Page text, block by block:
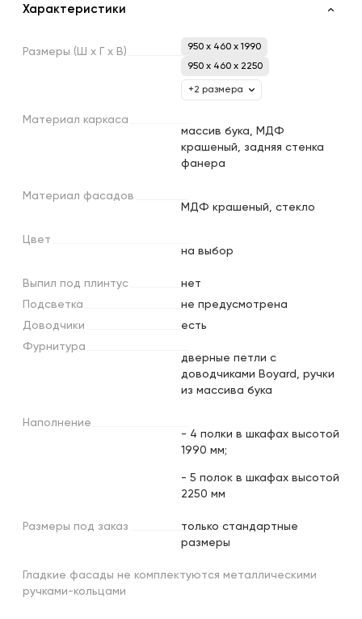
Характеристики
Размеры (Ш х х В)
950 x 460 x 1990
950 x 460 x 2250
+2 размера
Материал каркаса
массив бука, МДФ
крашеный, задняя стенка
фанера
Материал фасадов
МДФ крашеный, стекло
Цвет
на выбор
Выпил под плинтус
нет
Подсветка
не предусмотрена
Доводчики
есть
Фурнитура
дверные петли с
доводчиками Boyard, ручки
из массива бука
Наполнение
- 4 полки в шкафах высотой
1990 мм;
- 5 полок в шкафах высотой
2250 мм
Размеры под заказ
только стандартные
размеры
Гладкие фасады не комплектуются металлическими
ручками-кольцами